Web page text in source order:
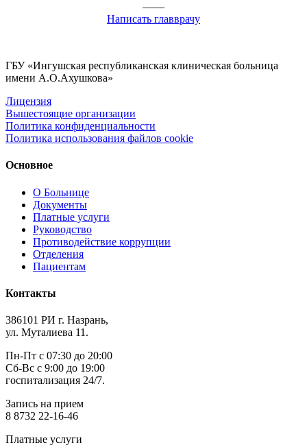
——
Написать главврачу
ГБУ «Ингушская республиканская клиническая больница
имени А.О.Ахушкова»
Лицензия
Вышестоящие организации
Политика конфиденциальности
Политика использования файлов cookie
Основное
О Больнице
Документы
Платные услуги
Руководство
Противодействие коррупции
Отделения
Пациентам
Контакты
386101 РИ г. Назрань,
ул. Муталиева 11.
Пн-Пт с 07:30 до 20:00
Сб-Вс с 9:00 до 19:00
госпитализация 24/7.
Запись на прием
8 8732 22-16-46
Платные услуги